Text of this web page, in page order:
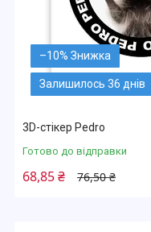
–10%
Залишилось 36 днів
3D-стікер Pedro
Готово до відправки
76,50 ₴
68,85 ₴